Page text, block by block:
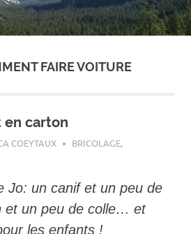
FAIRE VOITURE
en carton
COEYTAUX BRICOLAGE,
Jo: un canif et un peu de
un peu de colle… et
les enfants !